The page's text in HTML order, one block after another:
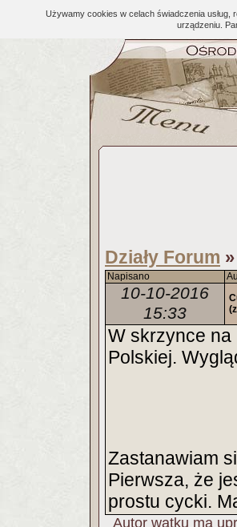
Używamy cookies w celach świadczenia
urządzeniu.
Działy Forum »
Napisano
10-10-2016
15:33
W skrzynce na
Polskiej.
Zastanawiam
Pierwsza, że
prostu cycki.
Autor wątku ma